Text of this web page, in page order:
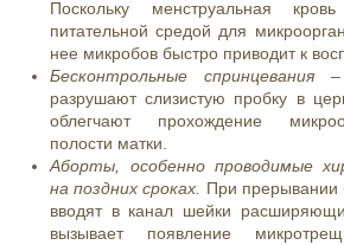
Поскольку менструальная
питательной средой для
нее микробов быстро приводит к
Бесконтрольные спринцевания –
разрушают слизистую пробку в
облегчают прохождение
полости матки.
Аборты, особенно проводимые
на поздних сроках.
При прерывании
вводят в канал шейки
вызывает появление